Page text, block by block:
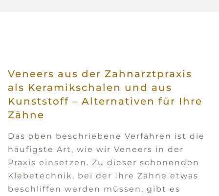
Veneers aus der Zahnarztpraxis
als Keramikschalen und aus
Kunststoff – Alternativen für Ihre
Zähne
Das oben beschriebene Verfahren ist die
häufigste Art, wie wir Veneers in der
Praxis einsetzen. Zu dieser schonenden
Klebetechnik, bei der Ihre Zähne etwas
beschliffen werden müssen, gibt es